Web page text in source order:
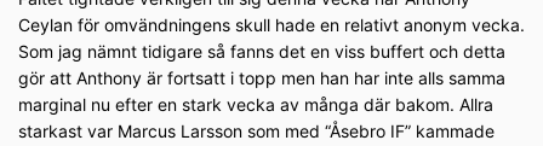
Ceylan för omvändningens skull hade en relativt anonym vecka.
Som jag nämnt tidigare så fanns det en viss buffert och detta
gör att Anthony är fortsatt i topp men han har inte alls samma
marginal nu efter en stark vecka av många där bakom. Allra
starkast var Marcus Larsson som med “Åsebro IF” kammade